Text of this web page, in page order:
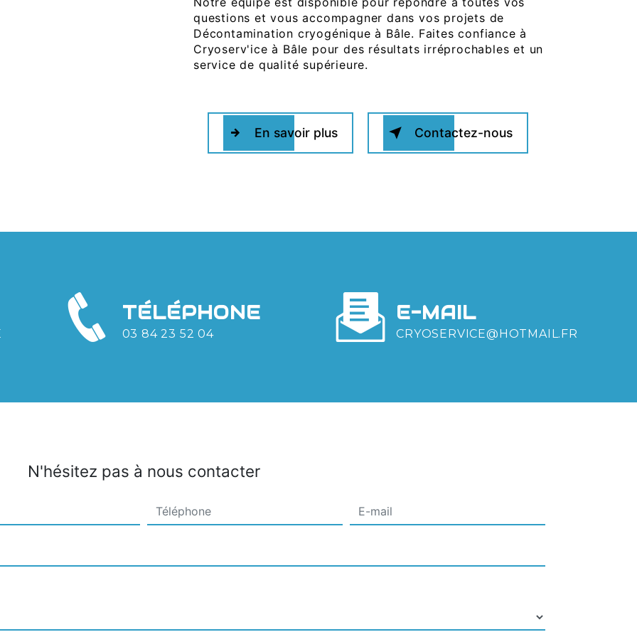
questions et vous accompagner dans vos projets de
Décontamination cryogénique à Bâle. Faites confiance à
Cryoserv'ice à Bâle pour des résultats irréprochables et un
service de qualité supérieure.
En savoir plus Contactez-nous
TÉLÉPHONE
03 84 23 52 04
E-MAIL
CRYOSERVICE@HOTMAIL.FR
N'hésitez pas à nous contacter